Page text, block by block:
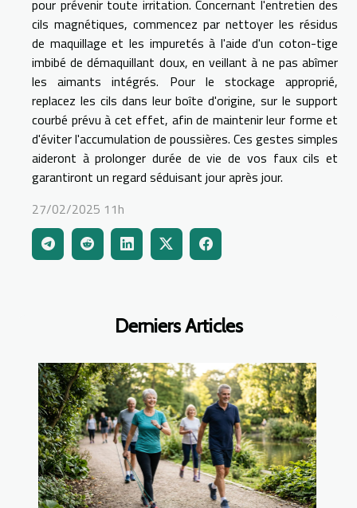
Derniers Articles
pour prévenir toute irritation. Concernant l'entretien des
cils magnétiques, commencez par nettoyer les résidus
de maquillage et les impuretés à l'aide d'un coton-tige
imbibé de démaquillant doux, en veillant à ne pas abîmer
les aimants intégrés. Pour le stockage approprié,
replacez les cils dans leur boîte d'origine, sur le support
courbé prévu à cet effet, afin de maintenir leur forme et
d'éviter l'accumulation de poussières. Ces gestes simples
aideront à prolonger durée de vie de vos faux cils et
garantiront un regard séduisant jour après jour.
27/02/2025 11h